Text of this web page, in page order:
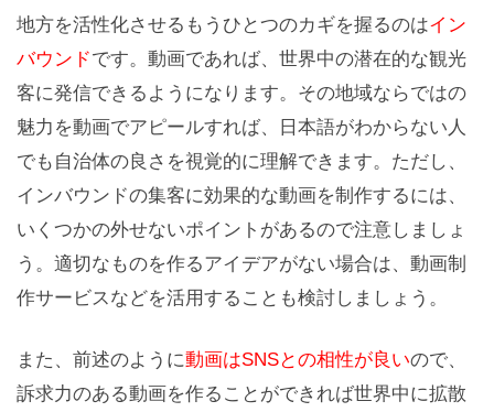
地方を活性化させるもうひとつのカギを握るのはイン
バウンドです。動画であれば、世界中の潜在的な観光
客に発信できるようになります。その地域ならではの
魅力を動画でアピールすれば、日本語がわからない人
でも自治体の良さを視覚的に理解できます。ただし、
インバウンドの集客に効果的な動画を制作するには、
いくつかの外せないポイントがあるので注意しましょ
う。適切なものを作るアイデアがない場合は、動画制
作サービスなどを活用することも検討しましょう。
また、前述のように動画はSNSとの相性が良いので、
訴求力のある動画を作ることができれば世界中に拡散